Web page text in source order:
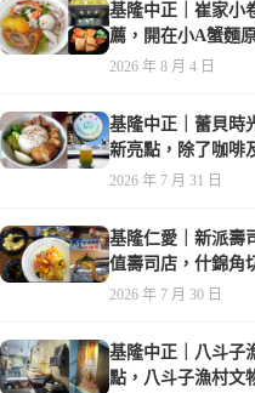
基隆中正｜崔家小
薦，開在小A蟹麵
2026 年 8 月 4 日
基隆中正｜蕾貝時
新亮點，除了咖啡
2026 年 7 月 31 日
基隆仁愛｜新派壽
值壽司店，什錦角
2026 年 7 月 30 日
基隆中正｜八斗子
點，八斗子漁村文